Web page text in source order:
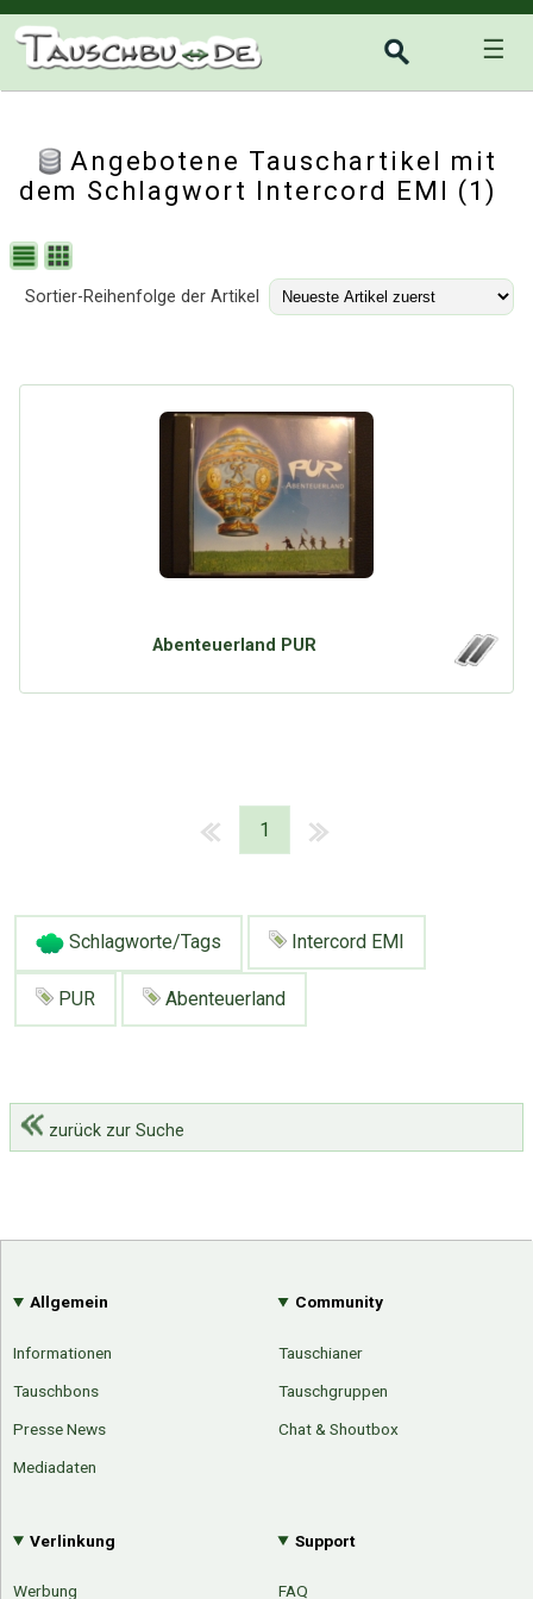
☰
Angebotene Tauschartikel mit
dem Schlagwort Intercord EMI (1)
Sortier-Reihenfolge der Artikel
Abenteuerland PUR
1
Schlagworte/Tags Intercord EMI
PUR Abenteuerland
zurück zur Suche
Allgemein
Informationen
Tauschbons
Presse News
Mediadaten
Community
Tauschianer
Tauschgruppen
Chat & Shoutbox
Verlinkung
Werbung
Support
FAQ